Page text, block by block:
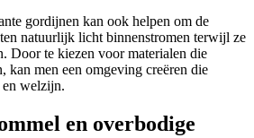
gordijnen kan ook helpen om de
natuurlijk licht binnenstromen terwijl ze
Door te kiezen voor materialen die
kan men een omgeving creëren die
welzijn.
en overbodige